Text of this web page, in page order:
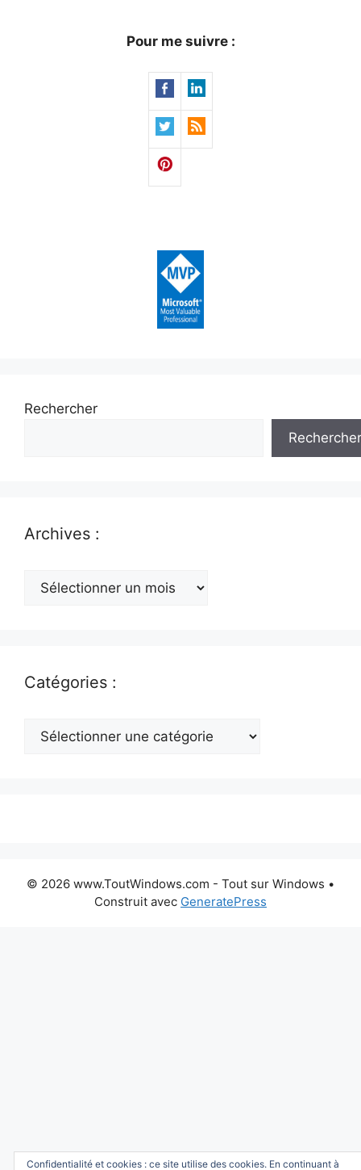
Pour me suivre :
Rechercher
Rechercher
Archives :
Archives
Catégories :
Catégories
© 2026 www.ToutWindows.com - Tout sur Windows •
Construit avec GeneratePress
Confidentialité et cookies : ce site utilise des cookies. En continuant à